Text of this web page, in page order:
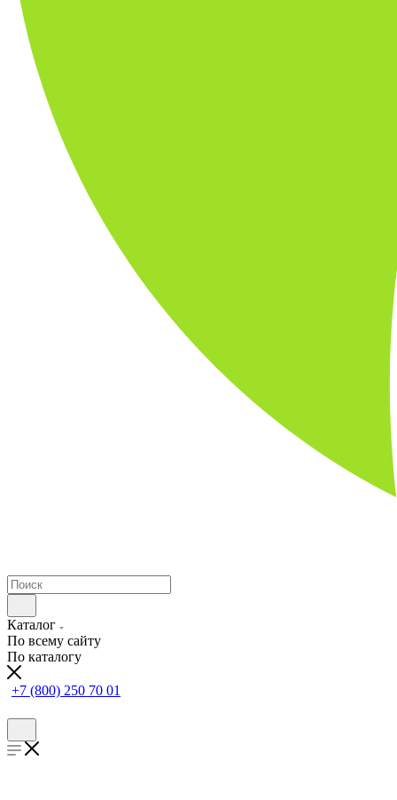
Каталог
По всему сайту
По каталогу
+7 (800) 250 70 01